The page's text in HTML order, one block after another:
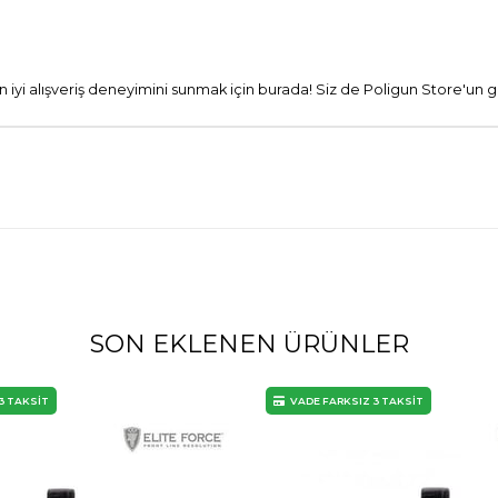
iyi alışveriş deneyimini sunmak için burada! Siz de Poligun
SON EKLENEN ÜRÜNLER
TAKSİT VADE FARKSIZ 3 TAKSİT